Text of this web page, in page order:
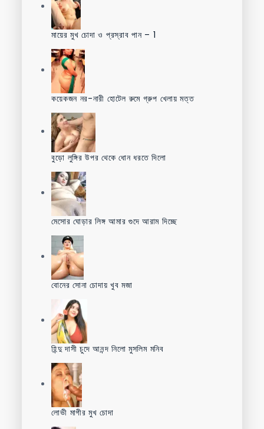
মায়ের মুখ চোদা ও প্রস্রাব পান – 1
কয়েকজন নর-নারী হোটেল রুমে গ্রুপ খেলায় মত্ত
বুড়ো লুঙ্গির উপর থেকে ধোন ধরতে দিলো
মেসোর ঘোড়ার লিঙ্গ আমার গুদে আরাম দিচ্ছে
বোনের সোনা চোদায় খুব মজা
হিন্দু দাসী চুদে আনন্দ নিলো মুসলিম মনিব
লোভী মাগীর মুখ চোদা